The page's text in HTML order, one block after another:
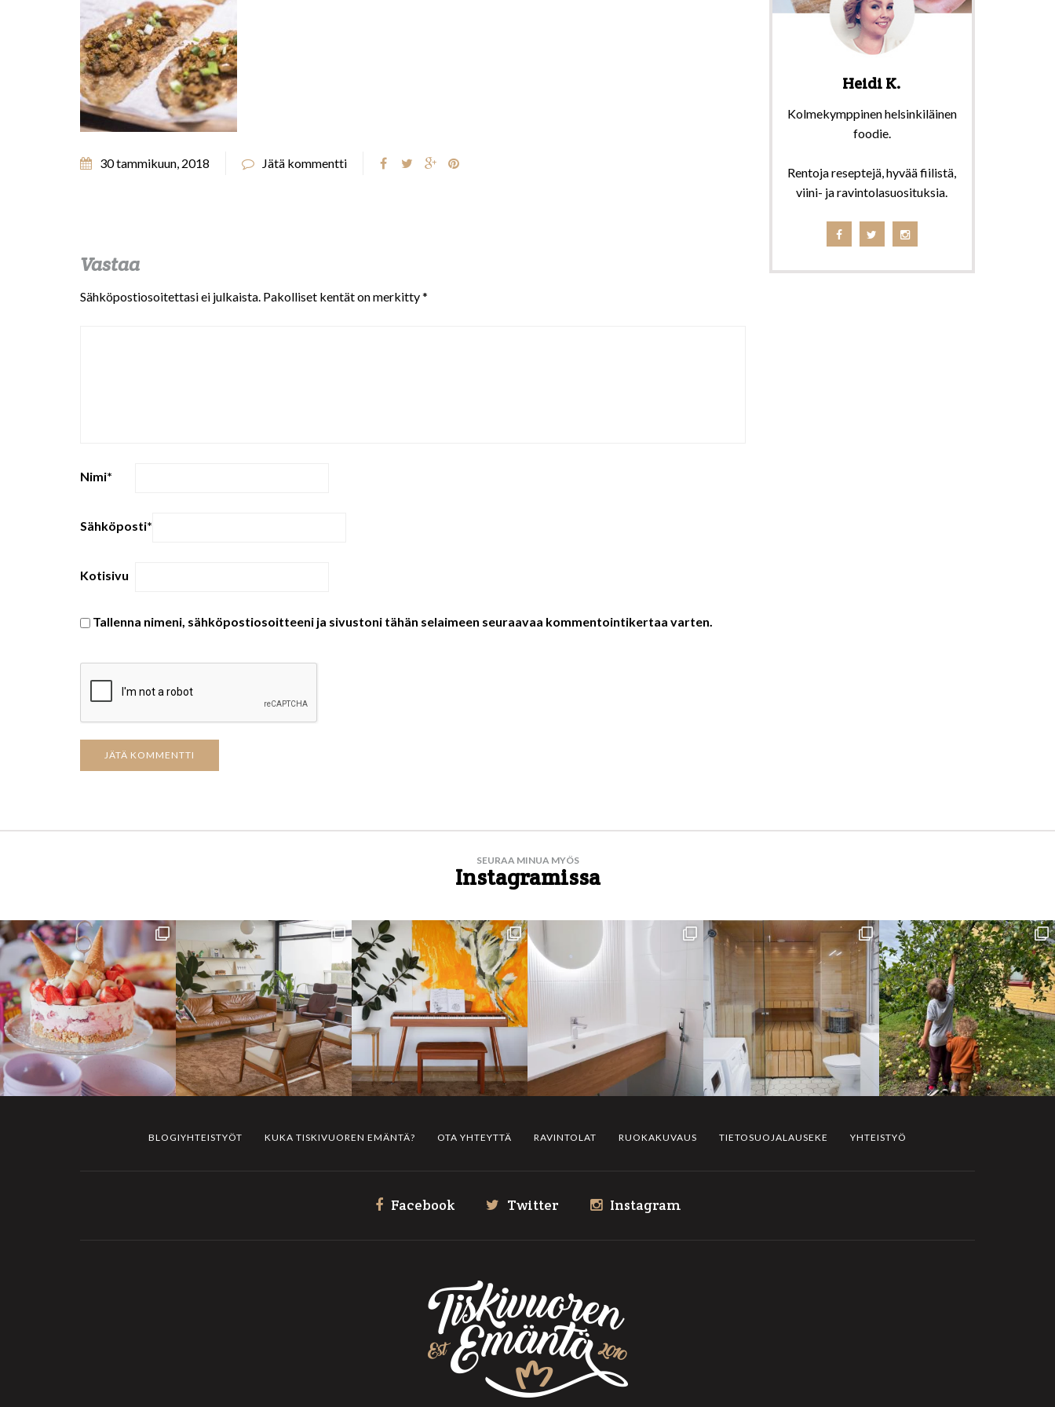
30 tammikuun, 2018 Jätä kommentti
Vastaa
Sähköpostiosoitettasi ei julkaista. Pakolliset kentät on merkitty*
Nimi*
Sähköposti*
Kotisivu
Tallenna nimeni, sähköpostiosoitteeni ja sivustoni tähän selaimeen seuraavaa kommentointikertaa varten.
Heidi K.
Kolmekymppinen helsinkiläinen
foodie.
Rentoja reseptejä, hyvää fiilistä,
viini- ja ravintolasuosituksia.
SEURAA MINUA MYÖS
Instagramissa
BLOGIYHTEISTYÖT KUKA TISKIVUOREN EMÄNTÄ? OTA YHTEYTTÄ RAVINTOLAT RUOKAKUVAUS TIETOSUOJALAUSEKE YHTEISTYÖ
Facebook Twitter Instagram